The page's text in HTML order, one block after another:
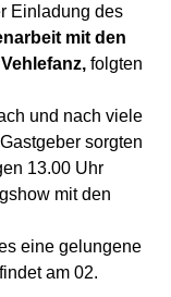
Einladung des
mit den
folgten
und nach viele
sorgten
13.00 Uhr
mit den
eine gelungene
am 02.